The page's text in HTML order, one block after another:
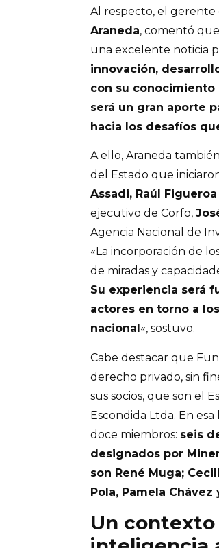
Al respecto, el gerente
Araneda, comentó
una excelente noticia
innovación,
con su
será un gran aporte
hacia los desafíos
A ello, Araneda
del Estado que
Assadi, Raúl
ejecutivo de Corfo,
Agencia Nacional de
«La incorporación de
de miradas y
Su experiencia será
actores en torno a
nacional «, sostuvo.
Cabe destacar que
derecho privado, sin
sus socios, que son el
Escondida Ltda. En
doce miembros: seis
designados por
son René Muga;
Pola, Pamela Chávez
Un